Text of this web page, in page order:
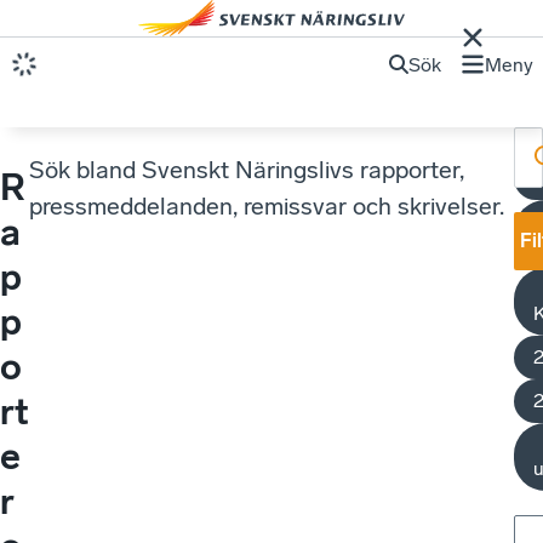
Sök Meny
R
a
p
p
o
rt
e
r
Sök bland Svenskt Näringslivs rapporter,
pressmeddelanden, remissvar och skrivelser.